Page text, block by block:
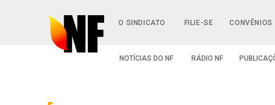
O SINDICATO FILIE-SE CONVÊNIOS
NOTÍCIAS DO NF RÁDIO NF